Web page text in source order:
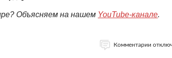
Объясняем на нашем YouTube-канале.
Комментарии